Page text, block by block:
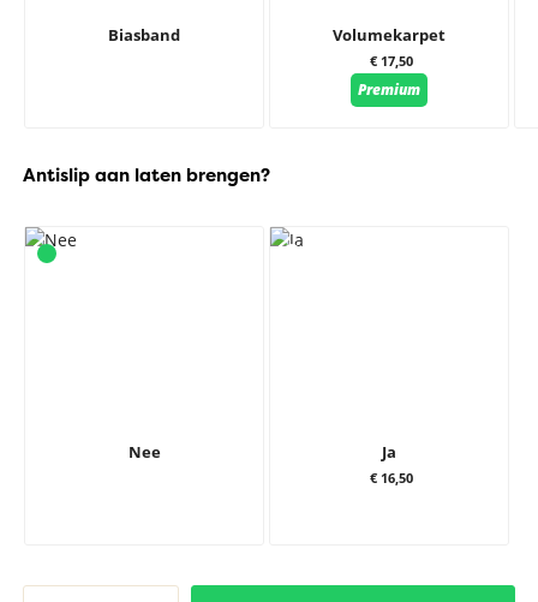
Biasband Volumekarpet
€ 17,50
Premium
Antislip aan laten brengen?
Nee Ja
€ 16,50